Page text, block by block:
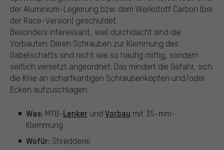
der Aluminium-Legierung bzw. dem Werkstoff Carbon (bei
der Race-Version) geschuldet.
Besonders interessant, weil durchdacht sind die
Vorbauten: Deren Schrauben zur Klemmung des
Gabelschafts sind nicht wie so häufig mittig, sondern
seitlich versetzt angeordnet. Das mindert die Gefahr, sich
die Knie an scharfkantigen Schraubenköpfen und/oder
Ecken aufzuschlagen.
Was: MTB-Lenker und Vorbau mit 35-mm-
Klemmung
Wofür: Shredderei